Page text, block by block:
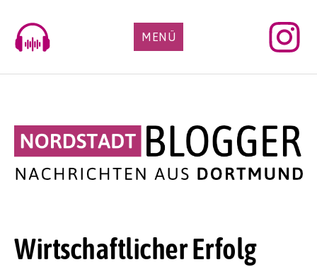
content
MENÜ
Wirtschaftlicher Erfolg